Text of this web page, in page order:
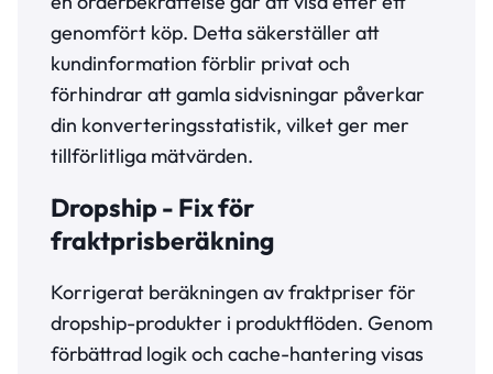
genomfört köp. Detta säkerställer att
kundinformation förblir privat och
förhindrar att gamla sidvisningar påverkar
din konverteringsstatistik, vilket ger mer
tillförlitliga mätvärden.
Dropship - Fix för
fraktprisberäkning
Korrigerat beräkningen av fraktpriser för
dropship-produkter i produktflöden. Genom
förbättrad logik och cache-hantering visas